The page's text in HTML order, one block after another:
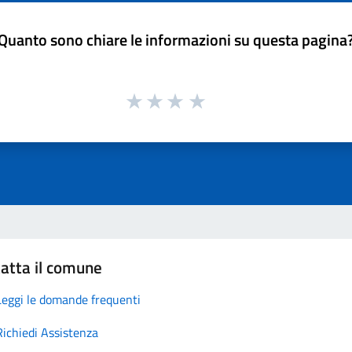
sono chiare le informazioni su questa
il comune
le domande frequenti
Assistenza